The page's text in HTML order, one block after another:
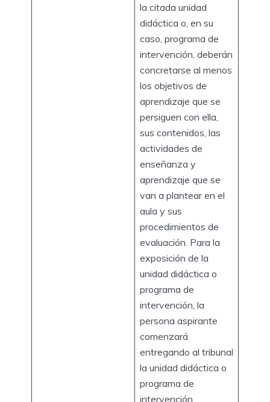
la citada unidad
didáctica o, en su
caso, programa de
intervención, deberán
concretarse al menos
los objetivos de
aprendizaje que se
persiguen con ella,
sus contenidos, las
actividades de
enseñanza y
aprendizaje que se
van a plantear en el
aula y sus
procedimientos de
evaluación. Para la
exposición de la
unidad didáctica o
programa de
intervención, la
persona aspirante
comenzará
entregando al tribunal
la unidad didáctica o
programa de
intervención